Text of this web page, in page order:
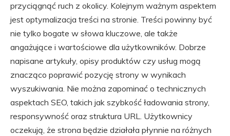
przyciągnąć ruch z okolicy. Kolejnym ważnym aspektem
jest optymalizacja treści na stronie. Treści powinny być
nie tylko bogate w słowa kluczowe, ale także
angażujące i wartościowe dla użytkowników. Dobrze
napisane artykuły, opisy produktów czy usług mogą
znacząco poprawić pozycję strony w wynikach
wyszukiwania. Nie można zapominać o technicznych
aspektach SEO, takich jak szybkość ładowania strony,
responsywność oraz struktura URL. Użytkownicy
oczekują, że strona będzie działała płynnie na różnych